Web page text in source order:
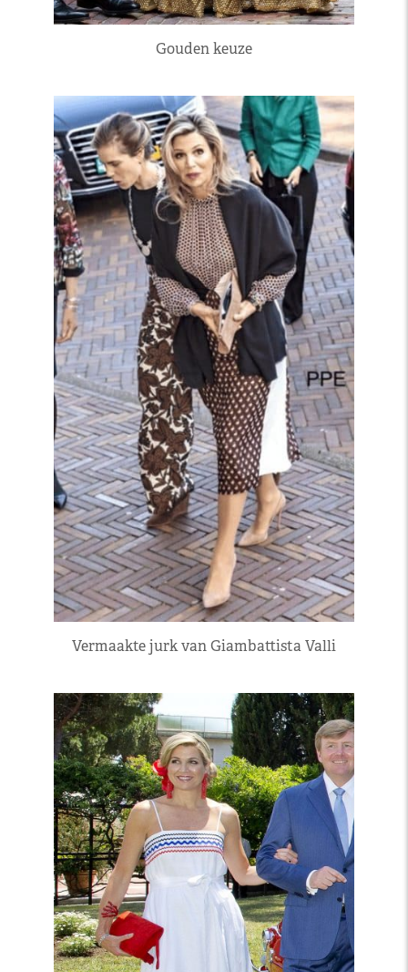
Gouden keuze
Vermaakte jurk van Giambattista Valli